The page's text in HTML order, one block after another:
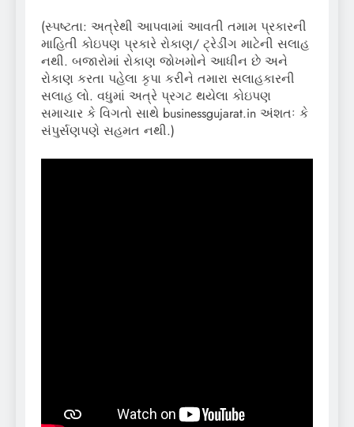
(સ્પષ્ટતા: અત્રેથી આપવામાં આવતી તમામ પ્રકારની
માહિતી કોઇપણ પ્રકારે રોકાણ/ ટ્રેડીંગ માટેની સલાહ
નથી. બજારોમાં રોકાણ જોખમોને આધીન છે અને
રોકાણ કરતા પહેલા કૃપા કરીને તમારા સલાહકારની
સલાહ લો. વધુમાં અત્રે પ્રગટ થયેલા કોઇપણ
સમાચાર કે વિગતો સાથે businessgujarat.in અંશતઃ કે
સંપુર્સણપણે સહમત નથી.)